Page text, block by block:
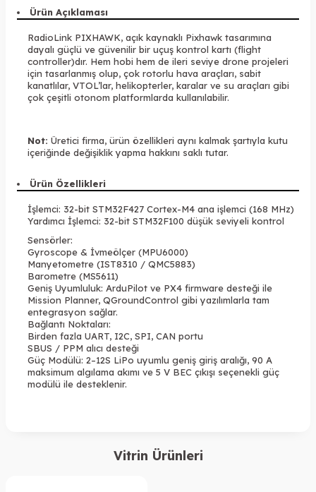
Ürün Açıklaması
RadioLink PIXHAWK, açık kaynaklı Pixhawk tasarımına
dayalı güçlü ve güvenilir bir uçuş kontrol kartı (flight
controller)dır. Hem hobi hem de ileri seviye drone projeleri
için tasarlanmış olup, çok rotorlu hava araçları, sabit
kanatlılar, VTOL’lar, helikopterler, karalar ve su araçları gibi
çok çeşitli otonom platformlarda kullanılabilir.
Not: Üretici firma, ürün özellikleri aynı kalmak şartıyla kutu
içeriğinde değişiklik yapma hakkını saklı tutar.
Ürün Özellikleri
İşlemci: 32-bit STM32F427 Cortex-M4 ana işlemci (168 MHz)
Yardımcı İşlemci: 32-bit STM32F100 düşük seviyeli kontrol
Sensörler:
Gyroscope & İvmeölçer (MPU6000)
Manyetometre (IST8310 / QMC5883)
Barometre (MS5611)
Geniş Uyumluluk: ArduPilot ve PX4 firmware desteği ile
Mission Planner, QGroundControl gibi yazılımlarla tam
entegrasyon sağlar.
Bağlantı Noktaları:
Birden fazla UART, I2C, SPI, CAN portu
SBUS / PPM alıcı desteği
Güç Modülü: 2–12S LiPo uyumlu geniş giriş aralığı, 90 A
maksimum algılama akımı ve 5 V BEC çıkışı seçenekli güç
modülü ile desteklenir.
Vitrin Ürünleri